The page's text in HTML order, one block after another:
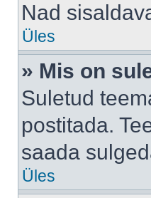
Nad
Üles
» Mis on
Suletud
postitada.
saada
Üles